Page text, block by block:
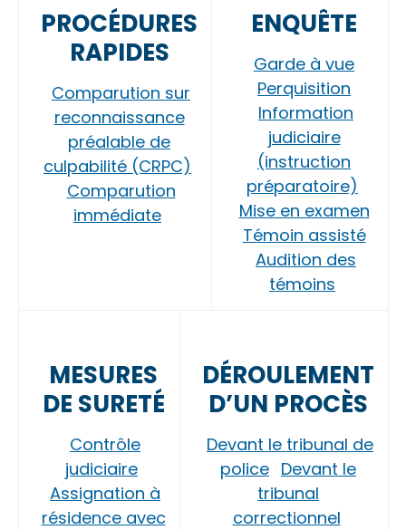
PROCÉDURES
RAPIDES
Comparution sur
reconnaissance
préalable de
culpabilité (CRPC)
Comparution
immédiate
ENQUÊTE
Garde à vue
Perquisition
Information
judiciaire
(instruction
préparatoire)
Mise en examen
Témoin assisté
Audition des
témoins
MESURES
DE SURETÉ
Contrôle
judiciaire
Assignation à
résidence avec
DÉROULEMENT
D’UN PROCÈS
Devant le tribunal de
police Devant le
tribunal
correctionnel